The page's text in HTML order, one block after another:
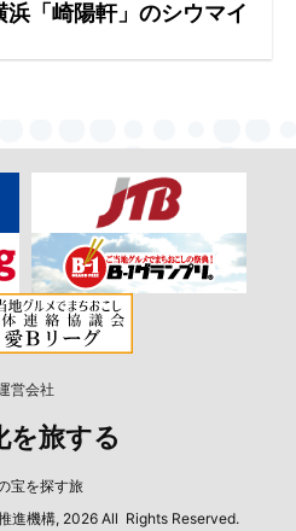
「崎陽軒」のシウマイ
営会社
を旅する
宝を探す旅
進機構, 2026 All Rights Reserved.